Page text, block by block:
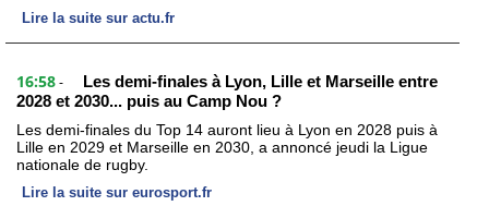
Lire la suite sur actu.fr
16:58 -
Les demi-finales à Lyon, Lille et Marseille entre
2028 et 2030... puis au Camp Nou ?
Les demi-finales du Top 14 auront lieu à Lyon en 2028 puis à
Lille en 2029 et Marseille en 2030, a annoncé jeudi la Ligue
nationale de rugby.
Lire la suite sur eurosport.fr